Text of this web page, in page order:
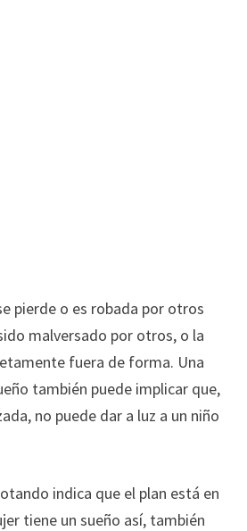
pierde o es robada por otros
malversado por otros, o la
fuera de forma. Una
también puede implicar que,
no puede dar a luz a un niño
indica que el plan está en
tiene un sueño así, también